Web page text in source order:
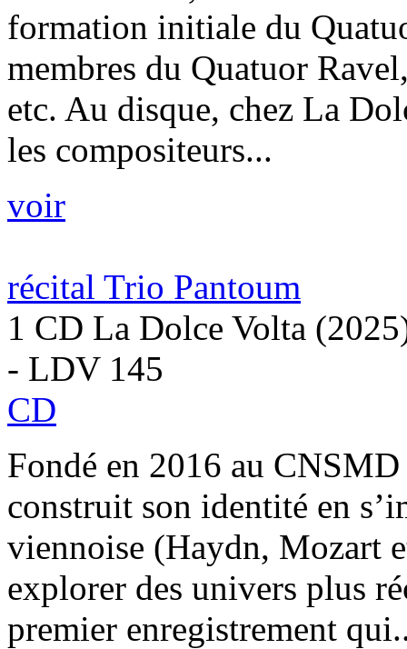
formation initiale du
membres du Quatuor
etc. Au disque, chez La
les compositeurs...
voir
récital Trio Pantoum
1 CD La Dolce Volta
- LDV 145
CD
Fondé en 2016 au
construit son identité en
viennoise (Haydn, Mozart
explorer des univers plus
premier enregistrement